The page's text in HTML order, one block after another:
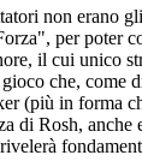
non erano
per poter
il cui unico
che, come
(più in forma
di Rosh,